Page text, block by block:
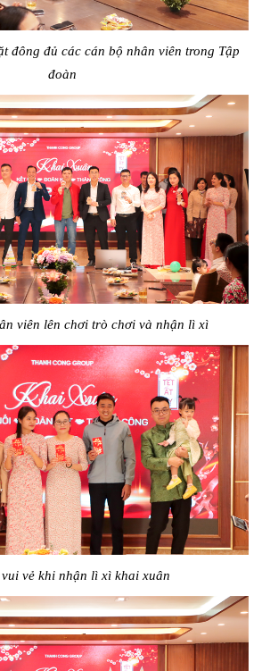
đông đủ các cán bộ nhân viên trong Tập
đoàn
viên lên chơi trò chơi và nhận lì xì
vẻ khi nhận lì xì khai xuân